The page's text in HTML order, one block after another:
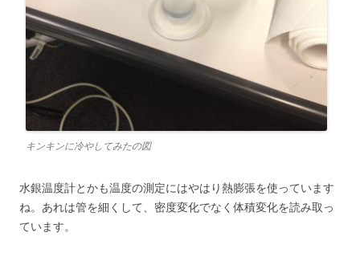
キンキンに冷やしてみたの図
水銀温度計とかも温度の測定にはやはり熱膨張を使っています
ね。あれは管を細くして、密度変化でなく体積変化を読み取っ
ています。